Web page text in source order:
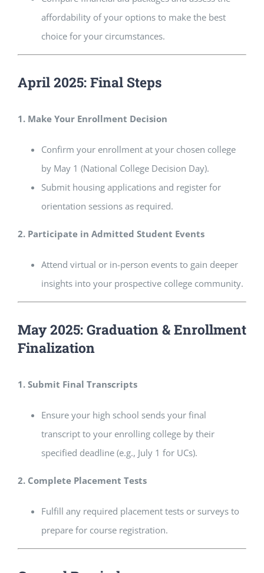
affordability of your options to make the best
choice for your circumstances.
April 2025: Final Steps
1. Make Your Enrollment Decision
Confirm your enrollment at your chosen college
by May 1 (National College Decision Day).
Submit housing applications and register for
orientation sessions as required.
2. Participate in Admitted Student Events
Attend virtual or in-person events to gain deeper
insights into your prospective college community.
May 2025: Graduation & Enrollment
Finalization
1. Submit Final Transcripts
Ensure your high school sends your final
transcript to your enrolling college by their
specified deadline (e.g., July 1 for UCs).
2. Complete Placement Tests
Fulfill any required placement tests or surveys to
prepare for course registration.